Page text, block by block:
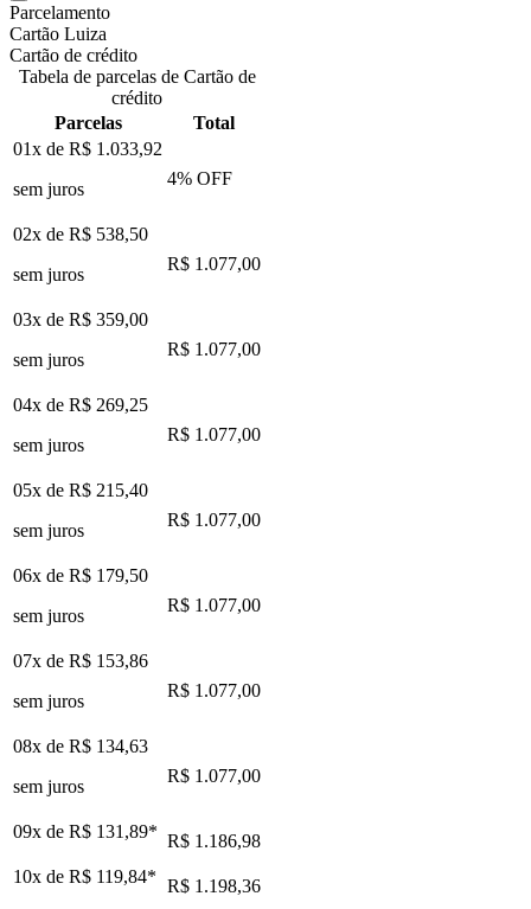
Parcelamento
Cartão Luiza
Cartão de crédito
Tabela de parcelas de Cartão de
crédito
Parcelas
Total
01x de R$ 1.033,92
sem juros
4% OFF
02x de R$ 538,50
sem juros
R$ 1.077,00
03x de R$ 359,00
sem juros
R$ 1.077,00
04x de R$ 269,25
sem juros
R$ 1.077,00
05x de R$ 215,40
sem juros
R$ 1.077,00
06x de R$ 179,50
sem juros
R$ 1.077,00
07x de R$ 153,86
sem juros
R$ 1.077,00
08x de R$ 134,63
sem juros
R$ 1.077,00
09x de R$ 131,89* R$ 1.186,98
10x de R$ 119,84* R$ 1.198,36